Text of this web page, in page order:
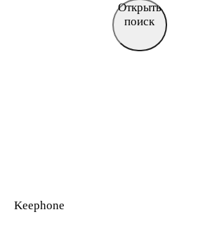
Открыть
поиск
Keephone